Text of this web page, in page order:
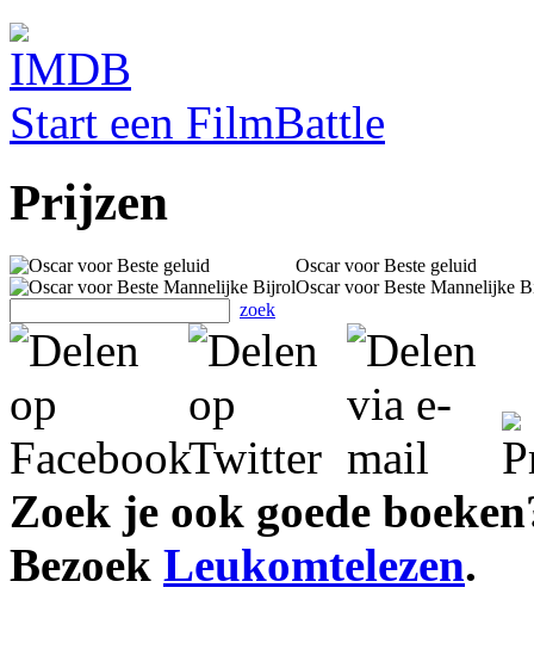
Start een FilmBattle
Prijzen
Oscar voor Beste geluid
Oscar voor Beste Mannelijke
zoek
Zoek je ook goede
Bezoek Leukomtelezen.